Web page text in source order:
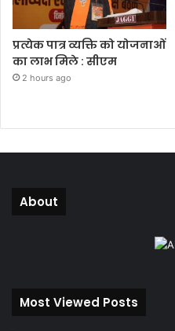
प्रत्येक पात्र व्यक्ति को योजनाओं
का लाभ मिले : सीएम
2 hours ago
About
Most Viewed Posts